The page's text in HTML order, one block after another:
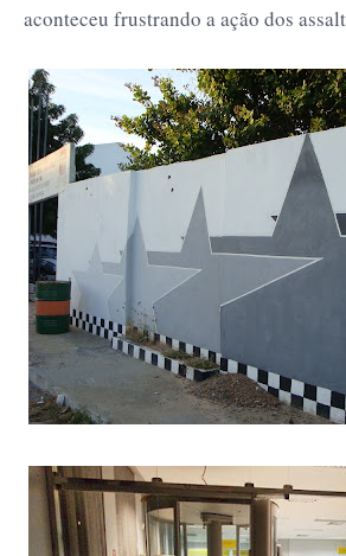
aconteceu frustrando a ação dos